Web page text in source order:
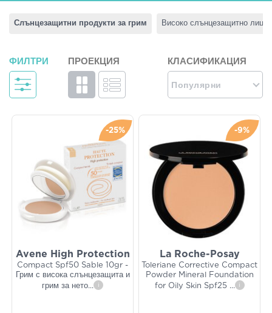
Слънцезащитни продукти за грим Високо слънцезащитно
ФИЛТРИ ПРОЕКЦИЯ КЛАСИФИКАЦИЯ
Популярни
-25%
Avene High Protection
Compact Spf50 Sable 10gr -
Грим с висока слънцезащита и
грим за нето... i
-9%
La Roche-Posay
Toleriane Corrective Compact
Powder Mineral Foundation
for Oily Skin Spf25 ... i